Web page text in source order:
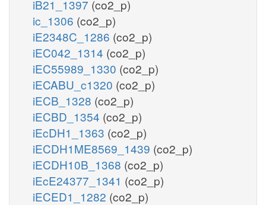
iB21_1397 (co2_p)
ic_1306 (co2_p)
iE2348C_1286 (co2_p)
iEC042_1314 (co2_p)
iEC55989_1330 (co2_p)
iECABU_c1320 (co2_p)
iECB_1328 (co2_p)
iECBD_1354 (co2_p)
iEcDH1_1363 (co2_p)
iECDH1ME8569_1439 (co2_p)
iECDH10B_1368 (co2_p)
iEcE24377_1341 (co2_p)
iECED1_1282 (co2_p)